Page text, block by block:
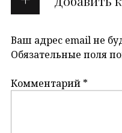
Ваш адрес email не
Обязательные поля
Комментарий *